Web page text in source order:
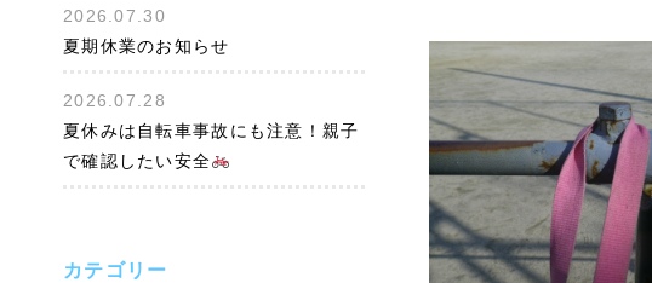
2026.07.30
夏期休業のお知らせ
2026.07.28
夏休みは自転車事故にも注意！親子
で確認したい安全
カテゴリー